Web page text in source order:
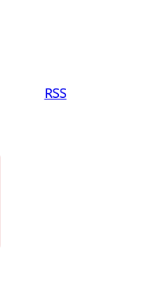
RSS